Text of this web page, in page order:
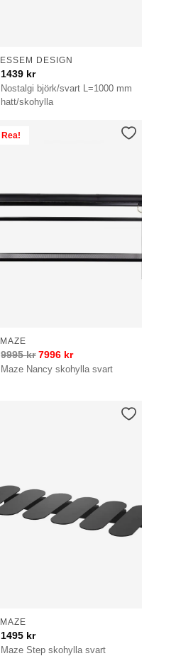
Nostalgi björk/svart L=1000 mm
hatt/skohylla
ESSEM DESIGN
1439 kr
Rea!
Maze Nancy skohylla svart
MAZE
9995kr 7996 kr
Maze Step skohylla svart
MAZE
1495 kr